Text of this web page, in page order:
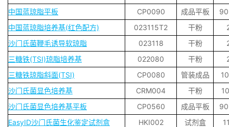
中国蓝琼脂平板 CP0090 成品平板
中国蓝琼脂培养基(红色配方)
023115T2 干粉
沙门氏菌鞭毛诱导软琼脂
023118 干粉
三糖铁(TSI)琼脂培养基
022080 干粉
三糖铁琼脂斜面(TSI)
CP0080 管装成品
沙门氏菌显色培养基
CRM004 干粉
沙门氏菌显色培养基平板
CP0560 成品平板
EasyID沙门氏菌生化鉴定试剂盒
HKI002 试剂盒